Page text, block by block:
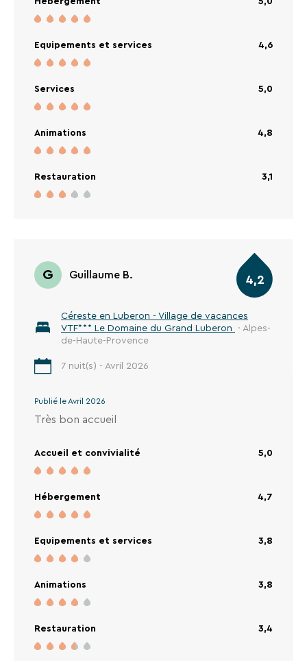
Equipements et services 4,6
Services 5,0
Animations 4,8
Restauration 3,1
G Guillaume B.
Céreste en Luberon - Village de vacances
VTF*** Le Domaine du Grand Luberon · Alpes-
de-Haute-Provence
7 nuit(s) - Avril 2026
Publié le Avril 2026
Très bon accueil
4,2
Accueil et convivialité 5,0
Hébergement 4,7
Equipements et services 3,8
Animations 3,8
Restauration 3,4